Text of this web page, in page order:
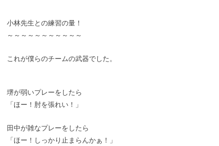
小林先生との練習の量！
～～～～～～～～～～～
これが僕らのチームの武器でした。
堺が弱いプレーをしたら
「ほー！肘を張れい！」
田中が雑なプレーをしたら
「ほー！しっかり止まらんかぁ！」